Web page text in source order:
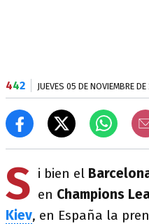
442 JUEVES 05 DE NOVIEMBRE
S i bien el
en Champions
Kiev, en España la